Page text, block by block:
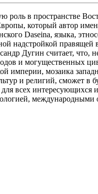
в пространстве
который автор
Daseinа, языка,
надстройкой
Дугин считает, что,
и могущественных
мозаика
и религий, сможет в
всех интересующихся